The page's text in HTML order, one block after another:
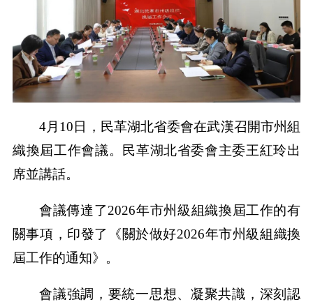
4月10日，民革湖北省委會在武漢召開市州組
織換屆工作會議。民革湖北省委會主委王紅玲出
席並講話。
會議傳達了2026年市州級組織換屆工作的有
關事項，印發了《關於做好2026年市州級組織換
屆工作的通知》。
會議強調，要統一思想、凝聚共識，深刻認